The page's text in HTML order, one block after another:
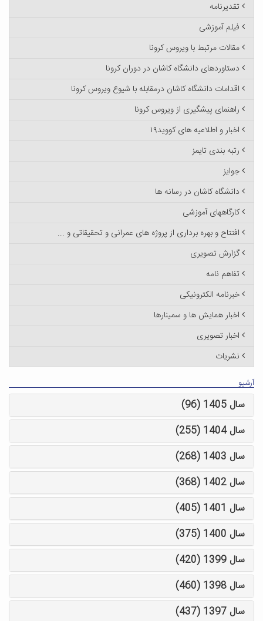
تقدیرنامه
فیلم آموزشی
مقالات مرتبط با ویروس کرونا
دستاوردهای دانشگاه کاشان در دوران کرونا
اقدامات دانشگاه کاشان درمقابله با شیوع ویروس کرونا
راهنمای پیشگیری از ویروس کرونا
اخبار و اطلاعیه های کووید۱۹
رتبه بندی تایمز
جوایز
دانشگاه کاشان در رسانه ها
کارگاههای آموزشی
افتتاح و بهره برداری از پروژه های عمرانی و تحقیقاتی و ...
گزارش تصویری
تفاهم نامه
خبرنامه الکترونیکی
اخبار همایش ها و سمینارها
اخبار تصویری
نشریات
آرشیو
سال 1405 (96)
سال 1404 (255)
سال 1403 (268)
سال 1402 (368)
سال 1401 (405)
سال 1400 (375)
سال 1399 (420)
سال 1398 (460)
سال 1397 (437)